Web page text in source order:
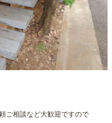
ご相談など大歓迎ですので